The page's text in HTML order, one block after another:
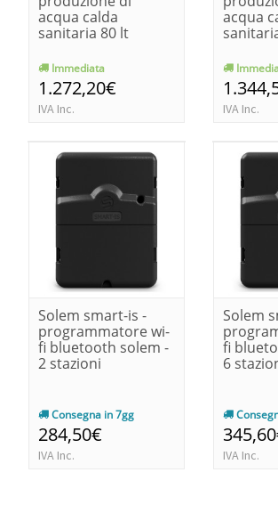
acqua calda
sanitaria 80 lt
Immediata
1.272,20€
IVA Inc.
acqua
IVA Inc.
Solem smart-is -
programmatore wi-
fi bluetooth solem -
2 stazioni
Consegna in 7gg
284,50€
IVA Inc.
Solem
fi
6
IVA Inc.